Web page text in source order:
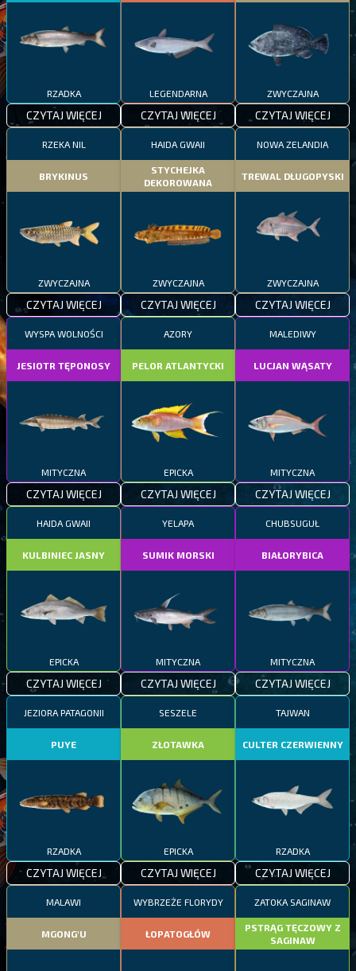
RZADKA
CZYTAJ WIĘCEJ
LEGENDARNA
CZYTAJ WIĘCEJ
ZWYCZAJNA
CZYTAJ WIĘCEJ
RZEKA NIL
BRYKINUS
ZWYCZAJNA
CZYTAJ WIĘCEJ
HAIDA GWAII
STYCHEJKA
DEKOROWANA
ZWYCZAJNA
CZYTAJ WIĘCEJ
NOWA ZELANDIA
TREWAL DŁUGOPYSKI
ZWYCZAJNA
CZYTAJ WIĘCEJ
WYSPA WOLNOŚCI
JESIOTR TĘPONOSY
MITYCZNA
CZYTAJ WIĘCEJ
AZORY
PELOR ATLANTYCKI
EPICKA
CZYTAJ WIĘCEJ
MALEDIWY
LUCJAN WĄSATY
MITYCZNA
CZYTAJ WIĘCEJ
HAIDA GWAII
KULBINIEC JASNY
EPICKA
CZYTAJ WIĘCEJ
YELAPA
SUMIK MORSKI
MITYCZNA
CZYTAJ WIĘCEJ
CHUBSUGUŁ
BIAŁORYBICA
MITYCZNA
CZYTAJ WIĘCEJ
JEZIORA PATAGONII
PUYE
RZADKA
CZYTAJ WIĘCEJ
SESZELE
ZŁOTAWKA
EPICKA
CZYTAJ WIĘCEJ
TAJWAN
CULTER CZERWIENNY
RZADKA
CZYTAJ WIĘCEJ
MALAWI
MGONG'U
WYBRZEŻE FLORYDY
ŁOPATOGŁÓW
ZATOKA SAGINAW
PSTRĄG TĘCZOWY Z
SAGINAW